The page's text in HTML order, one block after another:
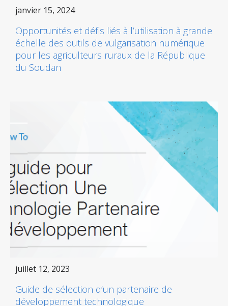
janvier 15, 2024
Opportunités et défis liés à l’utilisation à grande
échelle des outils de vulgarisation numérique
pour les agriculteurs ruraux de la République
du Soudan
juillet 12, 2023
Guide de sélection d’un partenaire de
développement technologique